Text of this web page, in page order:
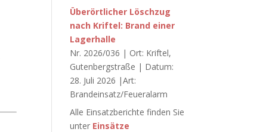
Überörtlicher Löschzug
nach Kriftel: Brand einer
Lagerhalle
Nr. 2026/036 | Ort: Kriftel,
Gutenbergstraße | Datum:
28. Juli 2026 |Art:
Brandeinsatz/Feueralarm
Alle Einsatzberichte finden Sie
unter Einsätze